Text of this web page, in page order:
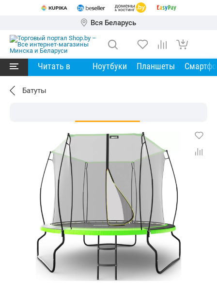
Вся Беларусь
Читать в Ноутбуки Планшеты
Батуты